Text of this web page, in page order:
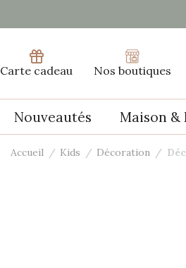
Carte cadeau Nos boutiques
Nouveautés Maison &
Accueil Kids Décoration